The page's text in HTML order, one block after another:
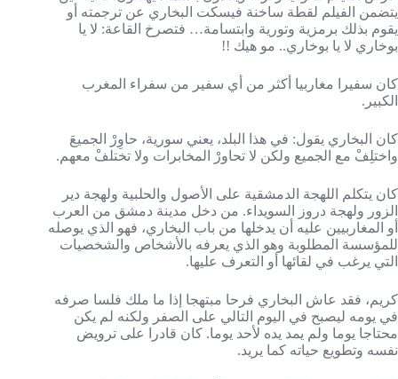
يتضمن الفيلم لقطة ساخنة فيسكت البخاري عن ترجمته أو
يقوم بذلك برمزية وتورية وابتسامة… فتصرخ القاعة: لا يا
بوخاري لا يا بوخاري.. مو هيك !!
كان سفيرا مغاربيا أكثر من أي سفير من سفراء المغرب
الكبير.
كان البخاري يقول: في هذا البلد، يعني سورية، حاوِرْ الجميعَ
واختلِفْ مع الجميع ولكن لا تحاورْ المخابرات ولا تختلفْ معهم.
كان يتكلم اللهجة الدمشقية على الأصول والحلبية ولهجة دير
الزور ولهجة دروز السويداء. من دخل مدينة دمشق من العرب
أو المغاربيين عليه أن يدخلها من باب البخاري، فهو الذي يوصله
للمؤسسة المطلوبة وهو الذي يعرفه بالأشخاص والشخصيات
التي يرغب في لقائها أو التعرف عليها.
كريم، فقد عاش البخاري فرحا مبتهجا إذا ما ملك فلسا صرفه
في يومه ليصبح في اليوم التالي على الصفر ولكنه لم يكن
محتاجا يوما ولم يمد يده لأحد يوما. كان قادرا على ترويض
نفسه وتطويع حياته كما يريد.